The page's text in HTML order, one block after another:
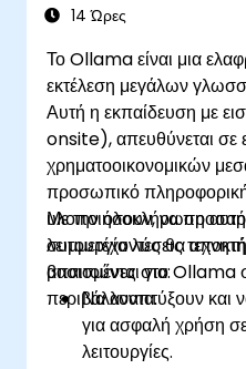
14 Ώρες
Το Ollama είναι μια
εκτέλεση μεγάλων
Αυτή η εκπαίδευση με
onsite), απευθύνεται σε
χρηματοοικονομικών
προσωπικό
υλοποιήσουν, να
λειτουργία λύσεις
βασισμένες στο Ollama
περιβάλλοντα.
Με την ολοκλήρωση
συμμετέχοντες θα
απαιτούνται για:
Να αναπτύξουν και
για ασφαλή χρήση
λειτουργίες.